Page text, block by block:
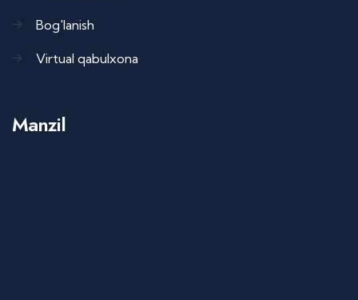
Bog'lanish
Virtual qabulxona
Manzil